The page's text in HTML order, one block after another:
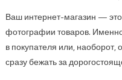
Ваш интернет-магазин —
фотографии товаров.
в покупателя или, наоборот,
сразу бежать за